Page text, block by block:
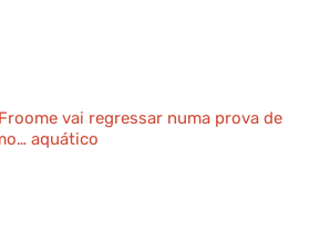
vai regressar numa prova de
aquático